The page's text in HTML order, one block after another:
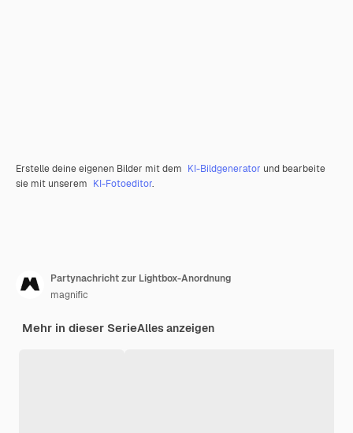
Erstelle deine eigenen Bilder mit dem KI-Bildgenerator und bearbeite
sie mit unserem KI-Fotoeditor.
Partynachricht zur Lightbox-Anordnung
magnific
Mehr in dieser SerieAlles anzeigen